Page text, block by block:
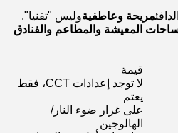
مريحة وعاطفيةوليس "تقنيا".
المعيشة والمطاعم والفنادق
قيمة
لا توجد إعدادات CCT، فقط
يعتم
على غرار ضوء النار/
الهالوجين